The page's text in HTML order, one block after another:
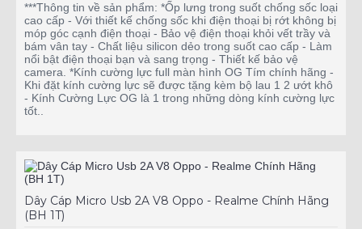
***Thông tin về sản phẩm: *Ốp lưng trong suốt chống sốc loại
cao cấp - Với thiết kế chống sốc khi điện thoại bị rớt không bị
móp góc cạnh điện thoại - Bảo vệ điện thoại khỏi vết trầy và
bám vân tay - Chất liệu silicon dẻo trong suốt cao cấp - Làm
nổi bật điện thoại bạn và sang trọng - Thiết kế bảo vệ
camera. *Kính cường lực full màn hình OG Tím chính hãng -
Khi đặt kính cường lực sẽ được tặng kèm bộ lau 1 2 ướt khô
- Kính Cường Lực OG là 1 trong những dòng kính cường lực
tốt..
Dây Cáp Micro Usb 2A V8 Oppo - Realme Chính Hãng
(BH 1T)